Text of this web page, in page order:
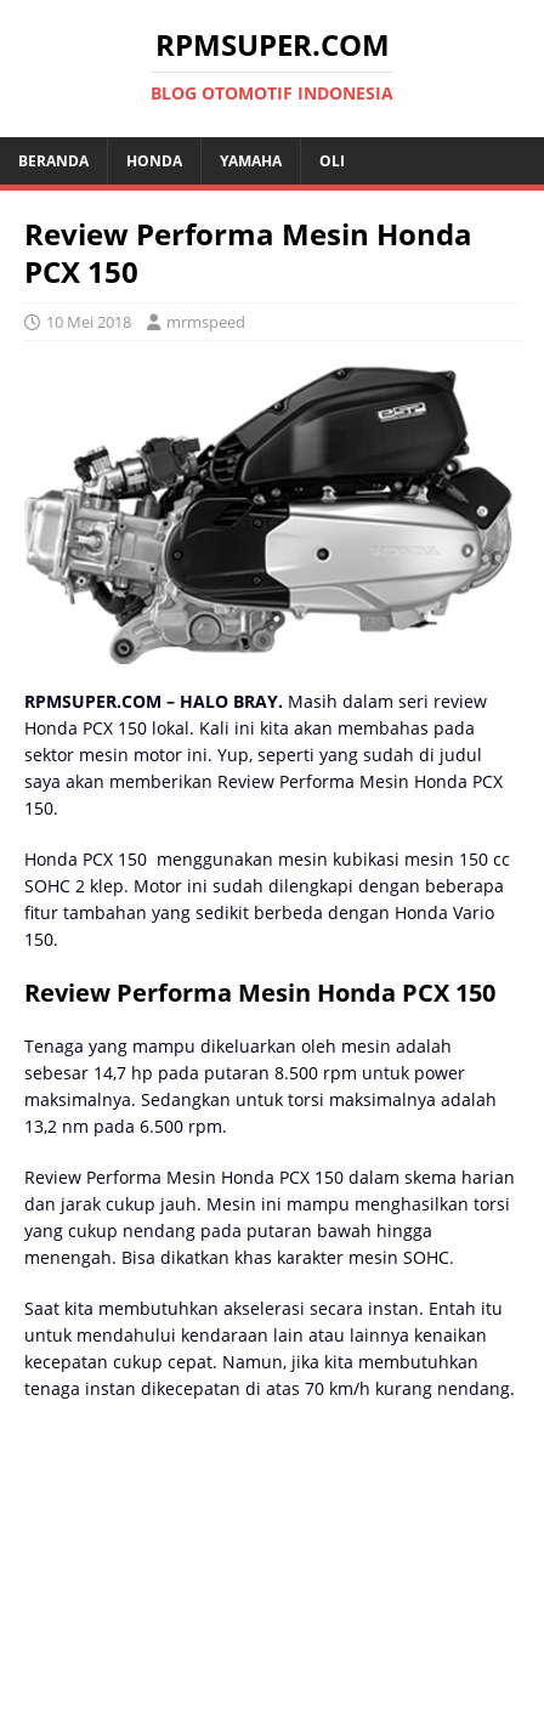
RPMSUPER.COM
BLOG OTOMOTIF INDONESIA
BERANDA HONDA YAMAHA OLI
Review Performa Mesin Honda
PCX 150
10 Mei 2018 mrmspeed
RPMSUPER.COM – HALO BRAY. Masih dalam seri review
Honda PCX 150 lokal. Kali ini kita akan membahas pada
sektor mesin motor ini. Yup, seperti yang sudah di judul
saya akan memberikan Review Performa Mesin Honda PCX
150.
Honda PCX 150 menggunakan mesin kubikasi mesin 150 cc
SOHC 2 klep. Motor ini sudah dilengkapi dengan beberapa
fitur tambahan yang sedikit berbeda dengan Honda Vario
150.
Review Performa Mesin Honda PCX 150
Tenaga yang mampu dikeluarkan oleh mesin adalah
sebesar 14,7 hp pada putaran 8.500 rpm untuk power
maksimalnya. Sedangkan untuk torsi maksimalnya adalah
13,2 nm pada 6.500 rpm.
Review Performa Mesin Honda PCX 150 dalam skema harian
dan jarak cukup jauh. Mesin ini mampu menghasilkan torsi
yang cukup nendang pada putaran bawah hingga
menengah. Bisa dikatkan khas karakter mesin SOHC.
Saat kita membutuhkan akselerasi secara instan. Entah itu
untuk mendahului kendaraan lain atau lainnya kenaikan
kecepatan cukup cepat. Namun, jika kita membutuhkan
tenaga instan dikecepatan di atas 70 km/h kurang nendang.